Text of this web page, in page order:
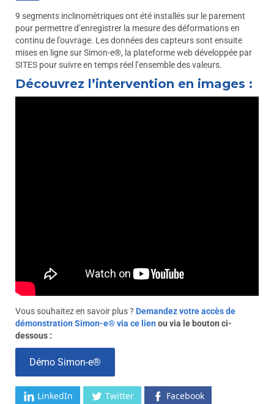
9 segments inclinomètriques ont été installés sur le parement
pour permettre d’enregistrer la mesure des déformations en
continu de l’ouvrage. Les données des capteurs sont ensuite
mises en ligne sur Simon-e®, la plateforme web développée par
SITES pour suivre en temps réel l’ensemble des valeurs.
Découvrez l’intervention en images :
Vous souhaitez en savoir plus ? Demandez votre accès de
démonstration Simon-e® via ce lien ou via le bouton ci-
dessous :
Démo Simon-e®
LinkedIn Twitter Facebook